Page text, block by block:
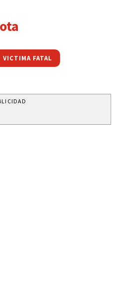
VICTIMA FATAL